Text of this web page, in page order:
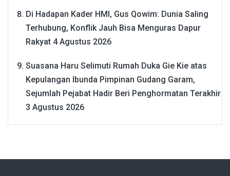
Di Hadapan Kader HMI, Gus Qowim: Dunia Saling
Terhubung, Konflik Jauh Bisa Menguras Dapur
Rakyat 4 Agustus 2026
Suasana Haru Selimuti Rumah Duka Gie Kie atas
Kepulangan Ibunda Pimpinan Gudang Garam,
Sejumlah Pejabat Hadir Beri Penghormatan Terakhir
3 Agustus 2026